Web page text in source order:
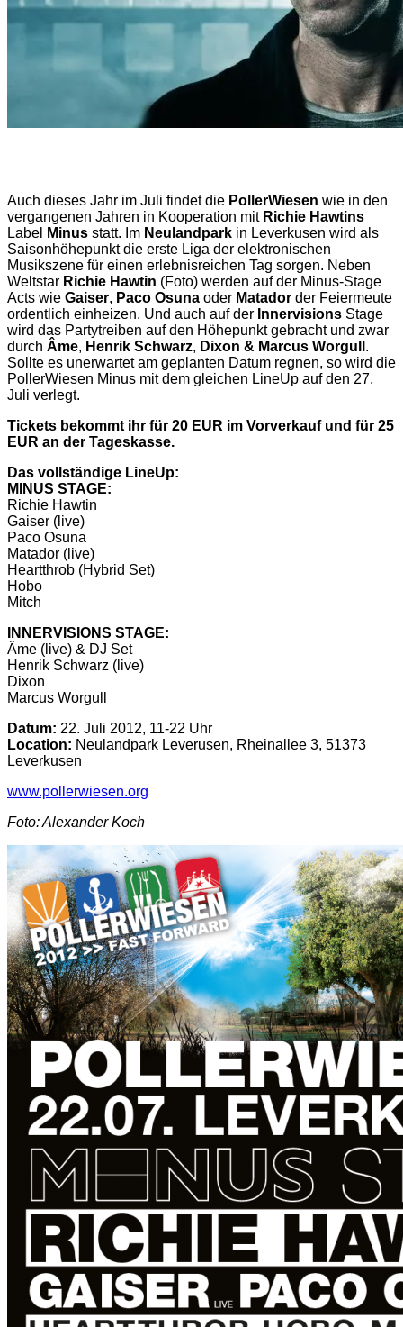
Auch dieses Jahr im Juli findet die PollerWiesen wie in den
vergangenen Jahren in Kooperation mitRichie Hawtins
Label
Minus statt. Im Neulandpark in Leverkusen wird als
Saisonhöhepunkt die erste Liga der elektronischen
Musikszene für einen erlebnisreichen Tag sorgen. Neben
Weltstar Richie Hawtin (Foto) werden auf der Minus-Stage
Acts wie Gaiser, Paco Osuna oder Matador der Feiermeute
ordentlich einheizen. Und auch auf der Innervisions Stage
wird das Partytreiben auf den Höhepunkt gebracht und zwar
durch Âme, Henrik Schwarz, Dixon & Marcus Worgull .
Sollte es unerwartet am geplanten Datum regnen, so wird die
PollerWiesen Minus mit dem gleichen LineUp auf den 27.
Juli verlegt.
Tickets bekommt ihr für 20 EUR im Vorverkauf und für 25
EUR an der Tageskasse.
Das vollständige LineUp:
MINUS STAGE:
Richie Hawtin
Gaiser (live)
Paco Osuna
Matador (live)
Heartthrob (Hybrid Set)
Hobo
Mitch
INNERVISIONS STAGE:
Âme (live) & DJ Set
Henrik Schwarz (live)
Dixon
Marcus Worgull
Datum: 22. Juli 2012, 11-22 Uhr
Location: Neulandpark Leverusen, Rheinallee 3, 51373
Leverkusen
www.pollerwiesen.org
Foto: Alexander Koch